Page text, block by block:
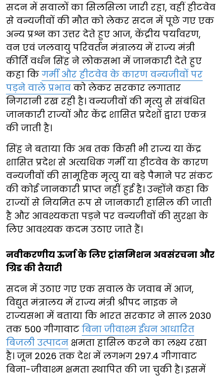
सदन में सवालों का सिलसिला जारी रहा, वहीं हीटवेव
से वन्यजीवों की मौत को लेकर सदन में पूछे गए एक
अन्य प्रश्न का उत्तर देते हुए आज, केंद्रीय पर्यावरण,
वन एवं जलवायु परिवर्तन मंत्रालय में राज्य मंत्री
कीर्ति वर्धन सिंह ने लोकसभा में जानकारी देते हुए
कहा कि गर्मी और हीटवेव के कारण वन्यजीवों पर
पड़ने वाले प्रभाव को लेकर सरकार लगातार
निगरानी रख रही है। वन्यजीवों की मृत्यु से संबंधित
जानकारी राज्यों और केंद्र शासित प्रदेशों द्वारा एकत्र
की जाती है।
सिंह ने बताया कि अब तक किसी भी राज्य या केंद्र
शासित प्रदेश से अत्यधिक गर्मी या हीटवेव के कारण
वन्यजीवों की सामूहिक मृत्यु या बड़े पैमाने पर संकट
की कोई जानकारी प्राप्त नहीं हुई है। उन्होंने कहा कि
राज्यों से नियमित रूप से जानकारी हासिल की जाती
है और आवश्यकता पड़ने पर वन्यजीवों की सुरक्षा के
लिए आवश्यक कदम उठाए जाते हैं।
नवीकरणीय ऊर्जा के लिए ट्रांसमिशन अवसंरचना और
ग्रिड की तैयारी
सदन में उठाए गए एक सवाल के जवाब में आज,
विद्युत मंत्रालय में राज्य मंत्री श्रीपद नाइक ने
राज्यसभा में बताया कि भारत सरकार ने साल 2030
तक 500 गीगावाट बिना जीवाश्म ईंधन आधारित
बिजली उत्पादन क्षमता हासिल करने का लक्ष्य रखा
है। जून 2026 तक देश में लगभग 297.4 गीगावाट
बिना-जीवाश्म क्षमता स्थापित की जा चुकी है। इसमें